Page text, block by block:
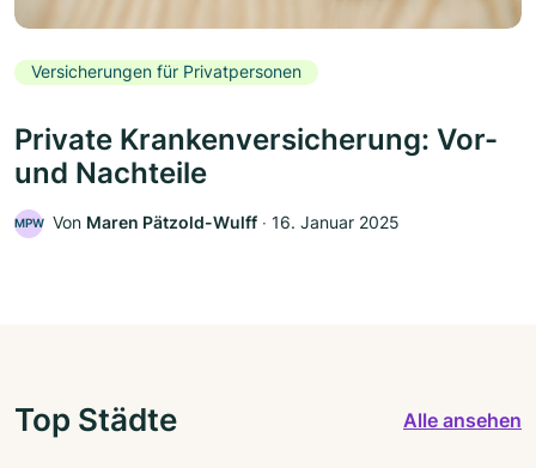
Versicherungen für Privatpersonen
Private Krankenversicherung: Vor-
und Nachteile
MPW Von Maren Pätzold-Wulff ‧ 16. Januar 2025
Top Städte Alle ansehen